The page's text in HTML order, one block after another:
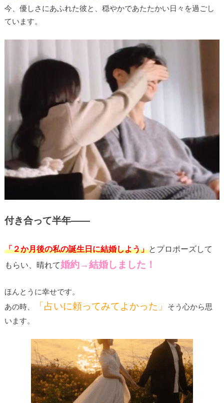
今、優しさにあふれた彼と、穏やかであたたかい日々を過ごし
ています。
付き合って半年――
「２か月後の私の誕生日に結婚しよう」とプロポーズして
もらい、晴れて婚約→結婚しました！
ほんとうに幸せです。
あの時、
「占いに頼ってみてよかった」
そう心から思
います。